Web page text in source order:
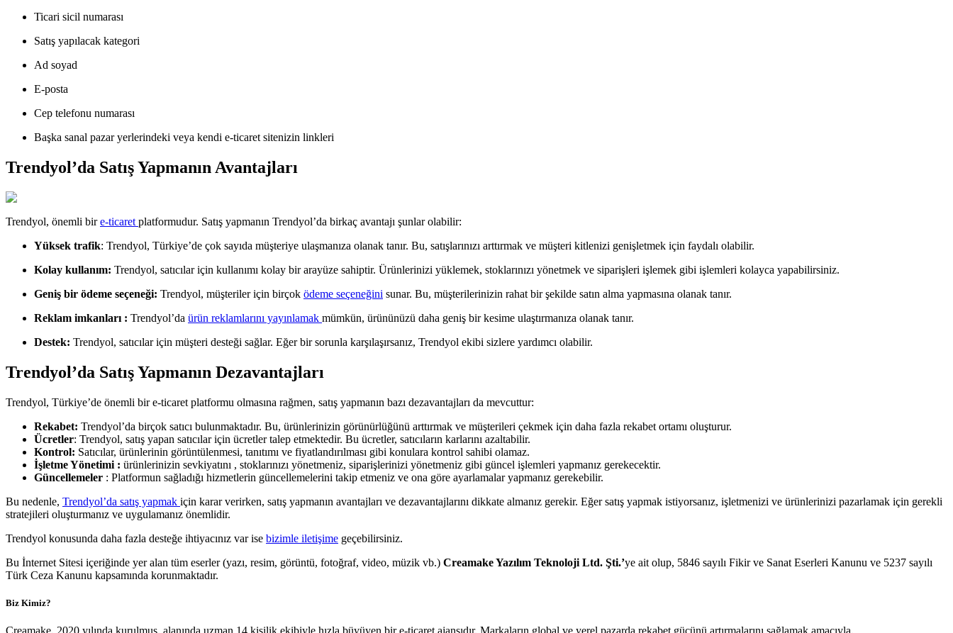
Ticari sicil numarası
Satış yapılacak kategori
Ad soyad
E-posta
Cep telefonu numarası
Başka sanal pazar yerlerindeki veya kendi e-ticaret sitenizin linkleri
Trendyol’da Satış Yapmanın Avantajları
Trendyol, önemli bire-ticaret platformudur. Satış yapmanın Trendyol’da birkaç avantajı şunlar olabilir:
Yüksek trafik: Trendyol, Türkiye’de çok sayıda müşteriye ulaşmanıza olanak tanır. Bu, satışlarınızı arttırmak ve müşteri kitlenizi genişletmek için faydalı olabilir.
Kolay kullanım: Trendyol, satıcılar için kullanımı kolay bir arayüze sahiptir. Ürünlerinizi yüklemek, stoklarınızı yönetmek ve siparişleri işlemek gibi işlemleri kolayca yapabilirsiniz.
Geniş bir ödeme seçeneği: Trendyol, müşteriler için birçok ödeme seçeneğini sunar. Bu, müşterilerinizin rahat bir şekilde satın alma yapmasına olanak tanır.
Reklam imkanları : Trendyol’da ürün reklamlarını yayınlamak mümkün, ürününüzü daha geniş bir kesime ulaştırmanıza olanak tanır.
Destek: Trendyol, satıcılar için müşteri desteği sağlar. Eğer bir sorunla karşılaşırsanız, Trendyol ekibi sizlere yardımcı olabilir.
Trendyol’da Satış Yapmanın Dezavantajları
Trendyol, Türkiye’de önemli bir e-ticaret platformu olmasına rağmen, satış yapmanın bazı dezavantajları da mevcuttur:
Rekabet: Trendyol’da birçok satıcı bulunmaktadır. Bu, ürünlerinizin görünürlüğünü arttırmak ve müşterileri çekmek için daha fazla rekabet ortamı oluşturur.
Ücretler: Trendyol, satış yapan satıcılar için ücretler talep etmektedir. Bu ücretler, satıcıların karlarını azaltabilir.
Kontrol: Satıcılar, ürünlerinin görüntülenmesi, tanıtımı ve fiyatlandırılması gibi konulara kontrol sahibi olamaz.
İşletme Yönetimi : ürünlerinizin sevkiyatını , stoklarınızı yönetmeniz, siparişlerinizi yönetmeniz gibi güncel işlemleri yapmanız gerekecektir.
Güncellemeler : Platformun sağladığı hizmetlerin güncellemelerini takip etmeniz ve ona göre ayarlamalar yapmanız gerekebilir.
Bu nedenle, Trendyol’da satış yapmak için karar verirken, satış yapmanın avantajları ve dezavantajlarını dikkate almanız gerekir. Eğer satış yapmak istiyorsanız, işletmenizi ve ürünlerinizi pazarlamak için gerekli
stratejileri oluşturmanız ve uygulamanız önemlidir.
Trendyol konusunda daha fazla desteğe ihtiyacınız var ise bizimle iletişime geçebilirsiniz.
Bu İnternet Sitesi içeriğinde yer alan tüm eserler (yazı, resim, görüntü, fotoğraf, video, müzik vb.) Creamake Yazılım Teknoloji Ltd. Şti.’ye ait olup, 5846 sayılı Fikir ve Sanat Eserleri Kanunu ve 5237 sayılı
Türk Ceza Kanunu kapsamında korunmaktadır.
Biz Kimiz?